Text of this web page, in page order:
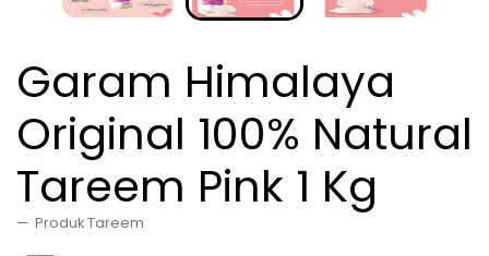
Garam Himalaya
Original 100% Natural
Tareem Pink 1 Kg
Produk Tareem